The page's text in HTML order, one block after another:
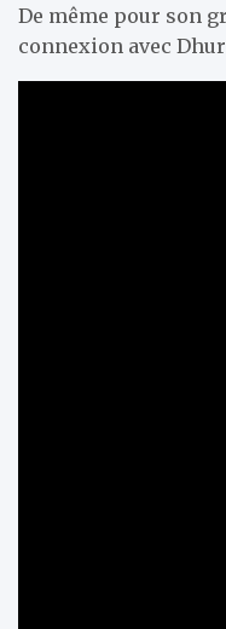
De même pour son
connexion avec